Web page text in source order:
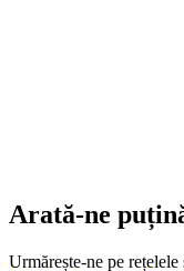
Arată-ne
Urmărește-ne pe